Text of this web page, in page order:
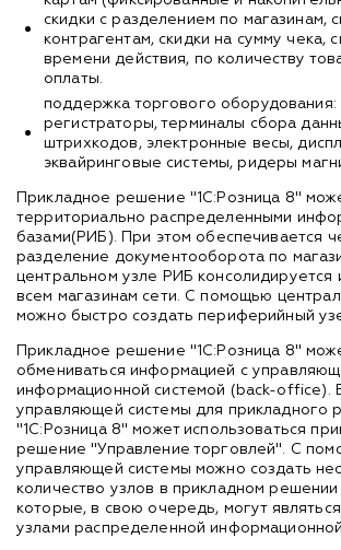
скидки с разделением по магазинам,
контрагентам, скидки на сумму чека,
времени действия, по количеству
оплаты.
поддержка торгового оборудования:
регистраторы, терминалы сбора
штрихкодов, электронные весы,
эквайринговые системы, ридеры
Прикладное решение "1С:Розница 8"
территориально распределенными
базами(РИБ). При этом обеспечивается
разделение документооборота по
центральном узле РИБ консолидируется
всем магазинам сети. С помощью
можно быстро создать периферийный
Прикладное решение "1С:Розница 8"
обмениваться информацией с
информационной системой (back-office).
управляющей системы для прикладного
"1С:Розница 8" может использоваться
решение "Управление торговлей". С
управляющей системы можно создать
количество узлов в прикладном
которые, в свою очередь, могут
узлами распределенной